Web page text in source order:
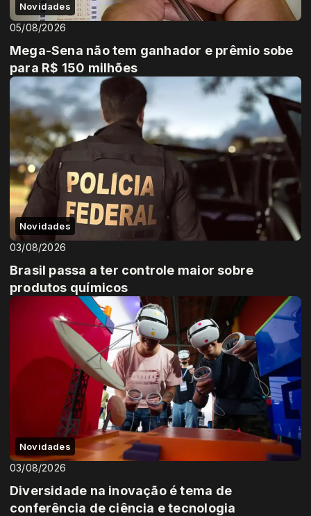
Novidades
05/08/2026
Mega-Sena não tem ganhador e prêmio sobe
para R$ 150 milhões
Novidades
03/08/2026
Brasil passa a ter controle maior sobre
produtos químicos
Novidades
03/08/2026
Diversidade na inovação é tema de
conferência de ciência e tecnologia